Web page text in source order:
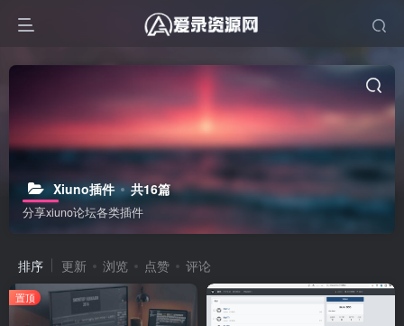
Xiuno插件 共16篇
分享xiuno论坛各类插件
排序 更新 浏览 点赞 评论
置顶